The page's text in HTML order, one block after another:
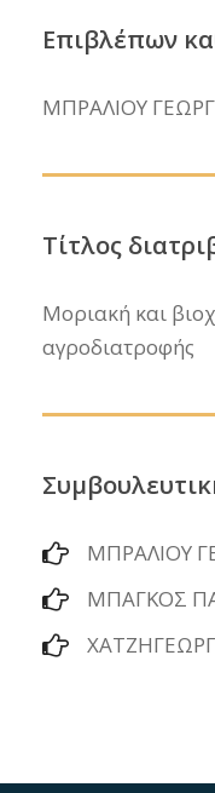
Επιβλέπων
ΜΠΡΑΛΙΟΥ
Τίτλος
Μοριακή και
αγροδιατροφής
ΜΠΡΑΛΙΟΥ
ΜΠΑΓΚΟΣ